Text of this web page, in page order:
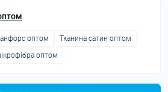
оптом
Тканина сатин оптом
оптом